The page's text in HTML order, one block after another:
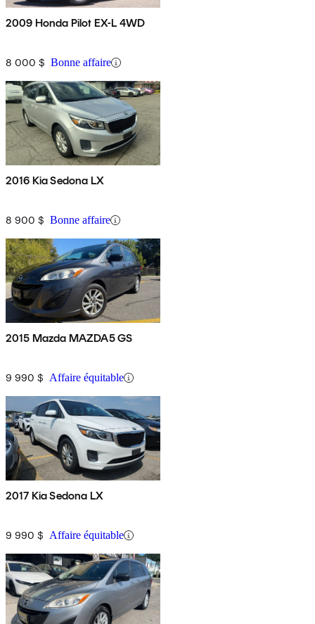
2009 Honda Pilot EX-L 4WD
8 000 $ Bonne affaire
2016 Kia Sedona LX
8 900 $ Bonne affaire
2015 Mazda MAZDA5 GS
9 990 $ Affaire équitable
2017 Kia Sedona LX
9 990 $ Affaire équitable